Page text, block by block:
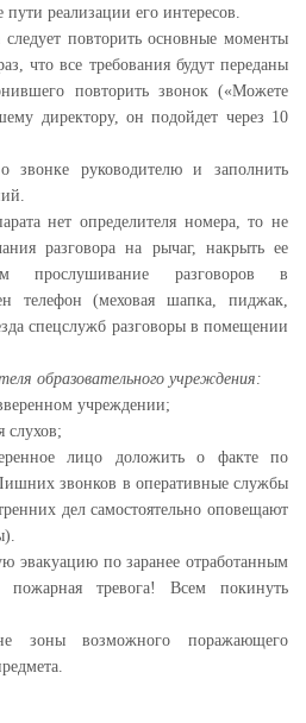
реализации его интересов.
повторить основные моменты
что все требования будут переданы
повторить звонок («Можете
директору, он подойдет через 10
звонке руководителю и заполнить
нет определителя номера, то не
разговора на рычаг, накрыть ее
прослушивание разговоров в
телефон (меховая шапка, пиджак,
спецслужб разговоры в помещении
образовательного учреждения:
учреждении;
слухов;
лицо доложить о факте по
звонков в оперативные службы
дел самостоятельно оповещают
эвакуацию по заранее отработанным
пожарная тревога! Всем покинуть
зоны возможного поражающего